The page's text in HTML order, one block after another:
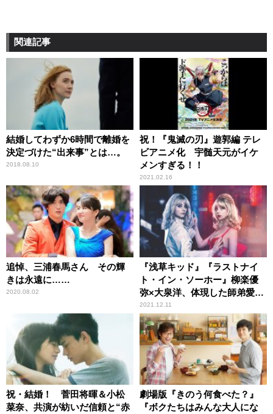
関連記事
結婚してわずか6時間で離婚を
決定づけた“出来事”とは…。
2018.08.10
祝！『鬼滅の刃』遊郭編 テレ
ビアニメ化 宇髄天元がイケ
メンすぎる！！
2021.02.16
追悼、三浦春馬さん その輝
きは永遠に……
2020.08.02
『浅草キッド』『ラストナイ
ト・イン・ソーホー』柳楽優
弥×大泉洋、体現した師弟愛＆
エドガー・ライト監督最高傑
作ホラー
2021.12.11
祝・結婚！ 菅田将暉＆小松
菜奈、共演が紡いだ信頼と“赤
劇場版『きのう何食べた？』
『ボクたちはみんな大人にな